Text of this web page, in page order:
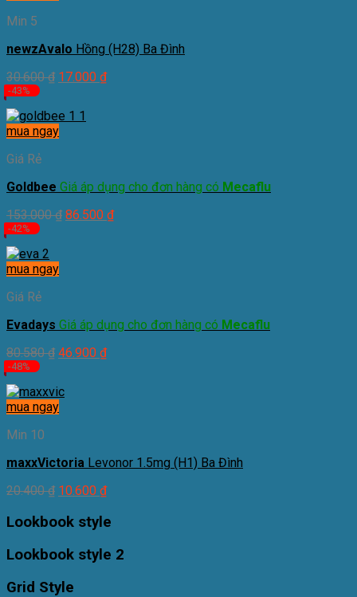
Min 5
newzAvalo Hồng (H28) Ba Đình
30.600₫ 17.000 ₫
-43%
mua ngay
Giá Rẻ
Goldbee Giá áp dụng cho đơn hàng có Mecaflu
153.000₫ 86.500 ₫
-42%
mua ngay
Giá Rẻ
Evadays Giá áp dụng cho đơn hàng có Mecaflu
80.580₫ 46.900 ₫
-48%
mua ngay
Min 10
maxxVictoria Levonor 1.5mg (H1) Ba Đình
20.400₫ 10.600 ₫
Lookbook style
Lookbook style 2
Grid Style